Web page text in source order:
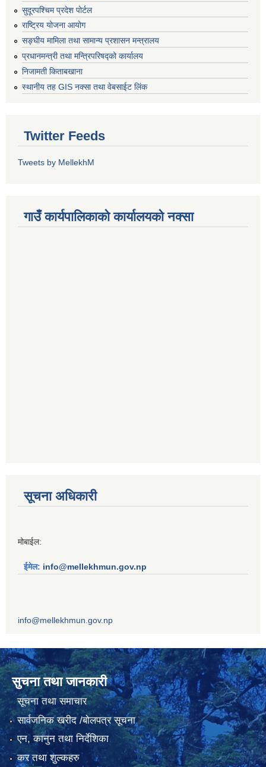
सुदूरपश्चिम प्रदेश पोर्टल
राष्ट्रिय योजना आयोग
सङ्‍घीय मामिला तथा सामान्य प्रशासन मन्त्रालय
प्रधानमन्त्री तथा मन्त्रिपरिषद्को कार्यालय
निजामती किताबखाना
स्थानीय तह GIS नक्सा तथा वेबसाईट लिंक
Twitter Feeds
Tweets by MellekhM
गाउँ कार्यपालिकाको कार्यालयको नक्सा
सूचना अधिकारी
मोबाईल:
ईमेल: info@mellekhmun.gov.np
info@mellekhmun.gov.np
सुचना तथा जानकारी
सूचना तथा समाचार
सार्वजनिक खरीद /बोलपत्र सूचना
एन, कानुन तथा निर्देशिका
कर तथा शुल्कहरु